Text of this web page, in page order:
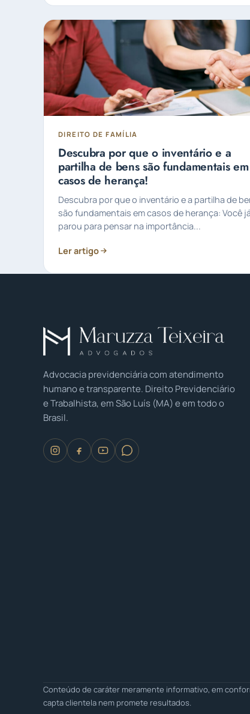
DIREITO DE FAMÍLIA
Descubra por que o inventário e a
partilha de bens são fundamentais em
casos de herança!
Descubra por que o inventário e a partilha de
são fundamentais em casos de herança: Você
parou para pensar na importância...
Ler artigo
Advocacia previdenciária com atendimento
humano e transparente. Direito Previdenciário
e Trabalhista, em São Luís (MA) e em todo o
Brasil.
Conteúdo de caráter meramente informativo, em
capta clientela nem promete resultados.